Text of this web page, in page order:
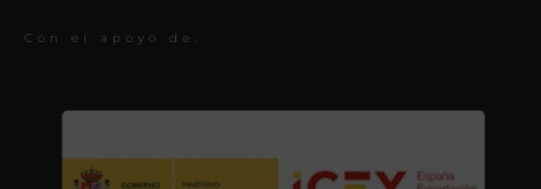
Con el apoyo de: